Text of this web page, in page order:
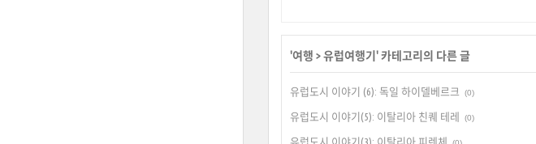
'여행 >유럽여행기 ' 카테고리의 다른 글
유럽도시 이야기 (6): 독일 하이델베르크 (0)
유럽도시 이야기(5): 이탈리아 친퀘 테레 (0)
유럽도시 이야기(3): 이탈리아 피렌체